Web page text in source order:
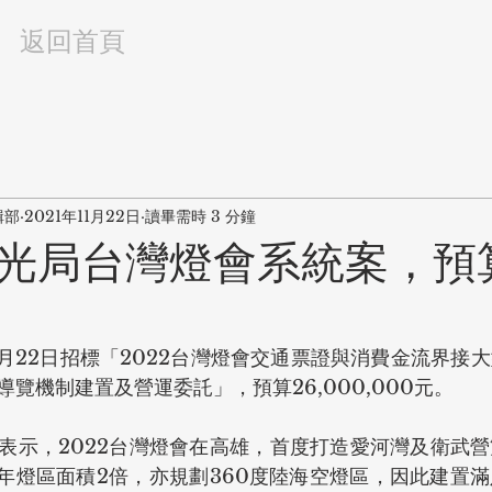
返回首頁
局台灣燈會系統案，預
部 2021年11月22日 讀畢需時 3 分鐘
22日招標「2022台灣燈會交通票證與消費金流界接
覽機制建置及營運委託」，預算26,000,000元。
示，2022台灣燈會在高雄，首度打造愛河灣及衛武
燈區面積2倍，亦規劃360度陸海空燈區，因此建置